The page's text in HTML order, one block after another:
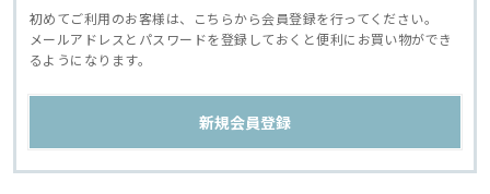
初めてご利用のお客様は、こちらから会員登録を行ってください。
メールアドレスとパスワードを登録しておくと便利にお買い物ができ
るようになります。